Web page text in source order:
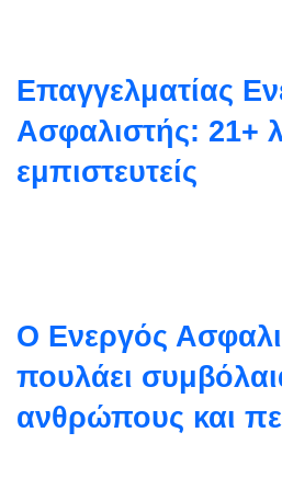
Επαγγελματίας
Ασφαλιστής: 21+
εμπιστευτείς
Ο Ενεργός
πουλάει
ανθρώπους και